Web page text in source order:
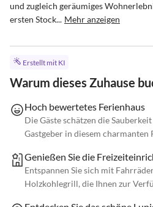
und zugleich geräumiges
ersten Stock... Mehr anzeigen
Erstellt mit KI
Warum dieses Zuhause
Hoch bewertetes Ferienhaus
Die Gäste schätzen die
Gastgeber in diesem charmanten
Genießen Sie die
Entspannen Sie sich mit
Holzkohlegrill, die Ihnen zur